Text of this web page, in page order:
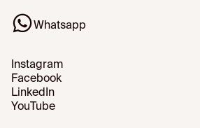
Whatsapp
Instagram
Facebook
LinkedIn
YouTube